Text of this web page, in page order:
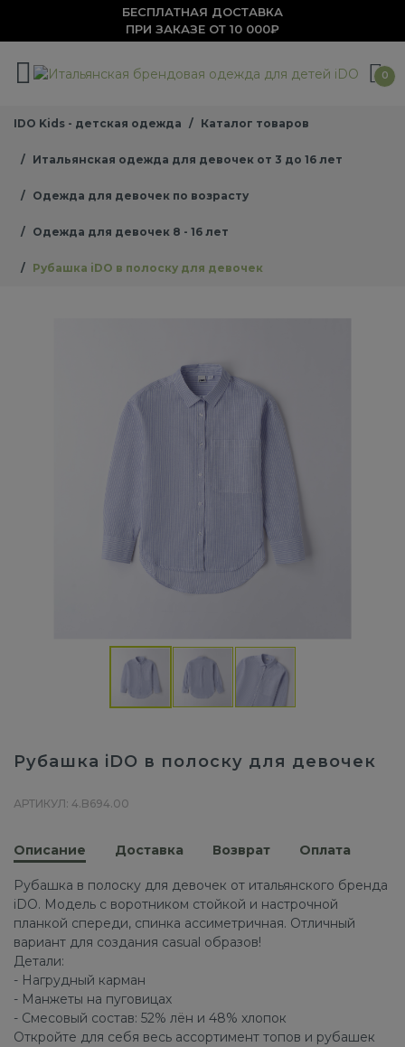
БЕСПЛАТНАЯ ДОСТАВКА
ПРИ ЗАКАЗЕ ОТ 10 000₽
0
IDO Kids - детская одежда Каталог товаров
Итальянская одежда для девочек от 3 до 16 лет
Одежда для девочек по возрасту
Одежда для девочек 8 - 16 лет
Рубашка iDO в полоску для девочек
Рубашка iDO в полоску для девочек
АРТИКУЛ: 4.B694.00
Описание Доставка Возврат Оплата
Рубашка в полоску для девочек от итальянского бренда
iDO. Модель с воротником стойкой и настрочной
планкой спереди, спинка ассиметричная. Отличный
вариант для создания casual образов!
Детали:
- Нагрудный карман
- Манжеты на пуговицах
- Смесовый состав: 52% лён и 48% хлопок
Откройте для себя весь ассортимент топов и рубашек